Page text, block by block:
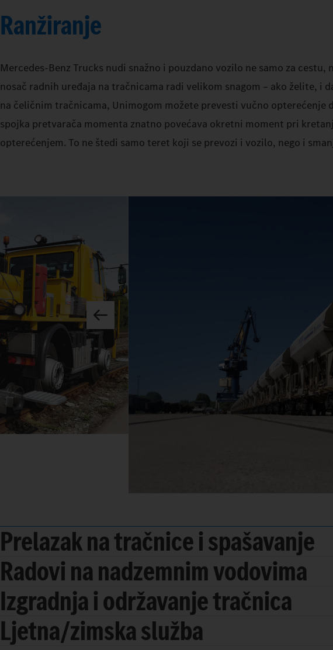
Ranžiranje
Mercedes‑Benz Trucks nudi snažno i pouzdano vozilo ne samo za
nosač radnih uređaja na tračnicama radi velikom snagom – ako želite,
na čeličnim tračnicama, Unimogom možete prevesti vučno opterećenje
spojka pretvarača momenta znatno povećava okretni moment pri
opterećenjem. To ne štedi samo teret koji se prevozi i vozilo, nego i
Prelazak na tračnice i spašavanje
Radovi na nadzemnim vodovima
Izgradnja i održavanje tračnica
Ljetna/zimska služba